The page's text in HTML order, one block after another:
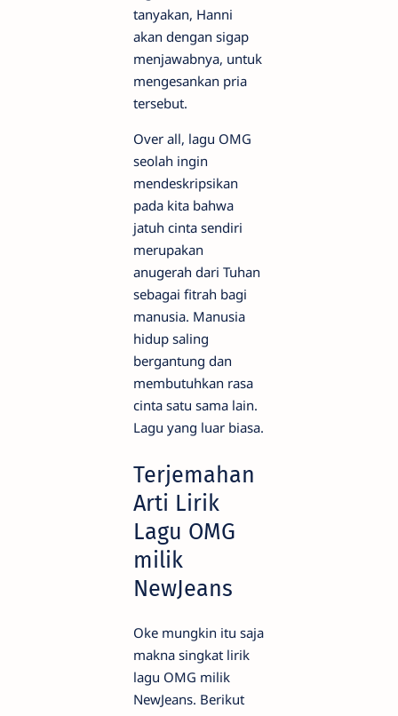
tanyakan, Hanni
akan dengan sigap
menjawabnya, untuk
mengesankan pria
tersebut.
Over all, lagu OMG
seolah ingin
mendeskripsikan
pada kita bahwa
jatuh cinta sendiri
merupakan
anugerah dari Tuhan
sebagai fitrah bagi
manusia. Manusia
hidup saling
bergantung dan
membutuhkan rasa
cinta satu sama lain.
Lagu yang luar biasa.
Terjemahan
Arti Lirik
Lagu OMG
milik
NewJeans
Oke mungkin itu saja
makna singkat lirik
lagu OMG milik
NewJeans. Berikut